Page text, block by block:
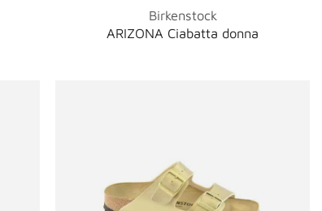
Birkenstock
ARIZONA Ciabatta donna